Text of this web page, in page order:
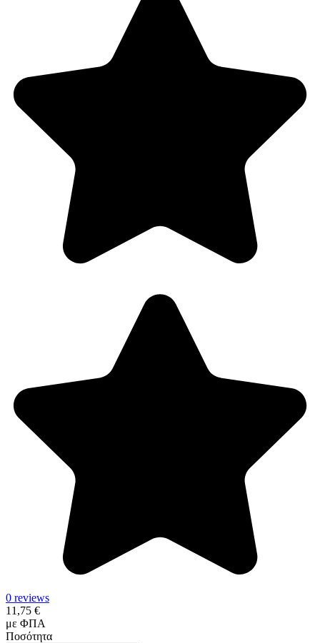
0 reviews
11,75 €
με ΦΠΑ
Ποσότητα